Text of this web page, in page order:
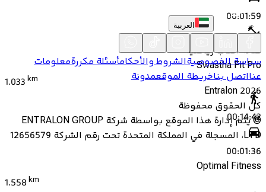
00:01:59
صالة ألعاب رياضية
Swastha Fit Pro
1.033 km
00:14:42
00:01:36
Optimal Fitness
1.558 km
العربية
سياسة الخصوصيةالشروط والأحكامأسئلة مكررةمعلومات
عنااتصل بناخريطة الموقعمدونة
2026
كل الحقوق محفوظة
©
يتم إدارة هذا الموقع بواسطة شركة ENTRALON GROUP
LTD، المسجلة في المملكة المتحدة تحت رقم الشركة 12656579